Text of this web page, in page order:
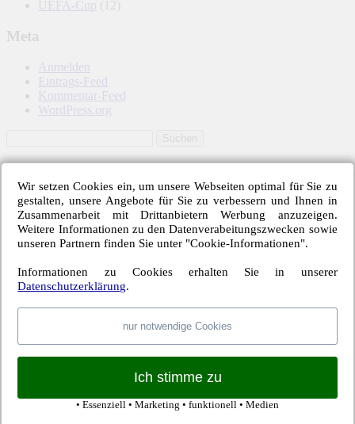
UEFA-Cup (12)
Meta
Anmelden
Eintrags-Feed
Kommentar-Feed
WordPress.org
1. FC Köln 1. FSV Mainz 05 6-Punkte-Spiel 1899 Hoffenheim
Abstiegskampf Adrian Ramos Bayer 04 Leverkusen Borussia Dortmund
Borussia M'gladbach Davie Selke Deniz Aytekin Derry Scherhant Dodi Lukebakio
Dr. Felix Brych Eintracht Frankfurt Fabian Lustenberger Fabian Reese FC Augsburg
Osmers Hertha BSC
Ronny
Thomas Kraft
Archiv – Hertha-Spiele
März 2026
Wir setzen Cookies ein, um unsere Webseiten optimal für Sie zu
gestalten, unsere Angebote für Sie zu verbessern und Ihnen in
Zusammenarbeit mit Drittanbietern Werbung anzuzeigen.
Weitere Informationen zu den Datenverabeitungszwecken sowie
unseren Partnern finden Sie unter "Cookie-Informationen".
Informationen zu Cookies erhalten Sie in unserer
Datenschutzerklärung.
nur notwendige Cookies
Ich stimme zu
• Essenziell • Marketing • funktionell • Medien